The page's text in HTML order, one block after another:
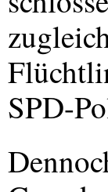
SPD-